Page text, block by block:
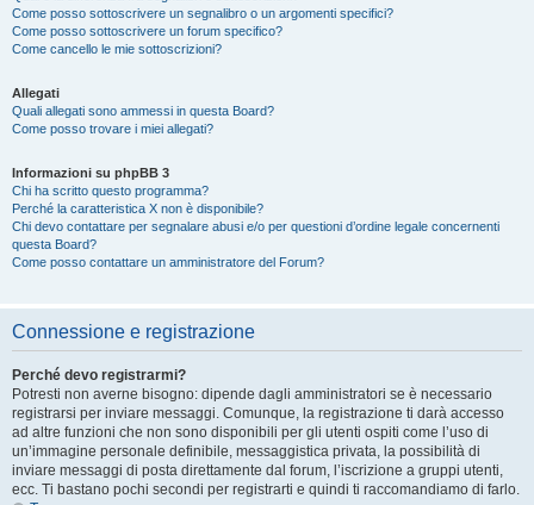
Come posso sottoscrivere un segnalibro o un argomenti specifici?
Come posso sottoscrivere un forum specifico?
Come cancello le mie sottoscrizioni?
Allegati
Quali allegati sono ammessi in questa Board?
Come posso trovare i miei allegati?
Informazioni su phpBB 3
Chi ha scritto questo programma?
Perché la caratteristica X non è disponibile?
Chi devo contattare per segnalare abusi e/o per questioni d’ordine legale concernenti
questa Board?
Come posso contattare un amministratore del Forum?
Connessione e registrazione
Perché devo registrarmi?
Potresti non averne bisogno: dipende dagli amministratori se è necessario
registrarsi per inviare messaggi. Comunque, la registrazione ti darà accesso
ad altre funzioni che non sono disponibili per gli utenti ospiti come l’uso di
un’immagine personale definibile, messaggistica privata, la possibilità di
inviare messaggi di posta direttamente dal forum, l’iscrizione a gruppi utenti,
ecc. Ti bastano pochi secondi per registrarti e quindi ti raccomandiamo di farlo.